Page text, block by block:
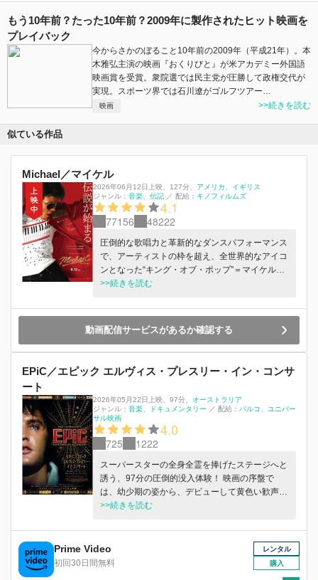
もう10年前？たった10年前？2009年に製作されたヒット映画を
プレイバック
今からさかのぼること10年前の2009年（平成21年）。本
木雅弘主演の映画『おくりびと』が米アカデミー外国語
映画賞を受賞。衆院選では民主党が圧勝して政権交代が
実現。スポーツ界では石川遼がゴルフツアー…
映画 >>続きを読む
似ている作品
Michael／マイケル
2026年06月12日上映 127分 アメリカ
イギリス
ジャンル： 音楽 伝記 ／ 配給： キノフィルムズ
4.1
77156 48222
圧倒的な歌唱力と革新的なダンスパフォーマンス
で、アーティストの枠を超え、全世界的なアイコ
ンとなった“キング・オブ・ポップ”＝マイケル・
ジャクソン。野心家の父のもと厳しいレッスンを
ら大成功を収めた彼は、やがて青年となり、ソロ
アーティストとして歴史的名曲の数々を生み出
し、全世界の寵児となっていく。 しかし、その
栄光の裏には、早熟の天才ゆえの孤独感、強権的
な父親の呪縛、家族への愛と自分の中に溢れるビ
ジョンとの間で葛藤する一人の人間の姿があった
>>続きを読む
動画配信サービスがあるか確認する
EPiC／エピック エルヴィス・プレスリー・イン・コンサ
ート
2026年05月22日上映 97分
オーストラリア
ジャンル： 音楽 ドキュメンタリー ／ 配給： パルコ
ユニバー
サル映画
4.0
725 1222
スーパースターの全⾝全霊を捧げたステージへと
誘う、97分の圧倒的没⼊体験！ 映画の序盤で
は、幼少期の姿から、デビューして⻩⾊い歓声を
浴びながらのパフォーマンス、テレビ出演、懲役
ブルース』『ブルー・ハワイ』ほか）をふんだん
に⽤いて、⼀気にエルヴィスの半⽣を駆け抜け
る。映像には本⼈の⾁声で語られる⾳楽への⽬覚
めや、映画出演への本⾳がのり、さしずめエルヴ
>>続きを読む
Prime Video
初回30日間無料
レンタル
購入